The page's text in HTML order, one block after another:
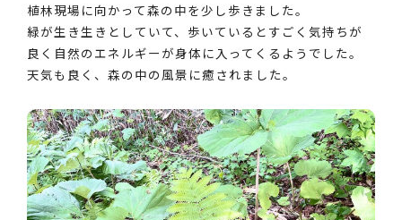
植林現場に向かって森の中を少し歩きました。
緑が生き生きとしていて、歩いているとすごく気持ちが
良く自然のエネルギーが身体に入ってくるようでした。
天気も良く、森の中の風景に癒されました。